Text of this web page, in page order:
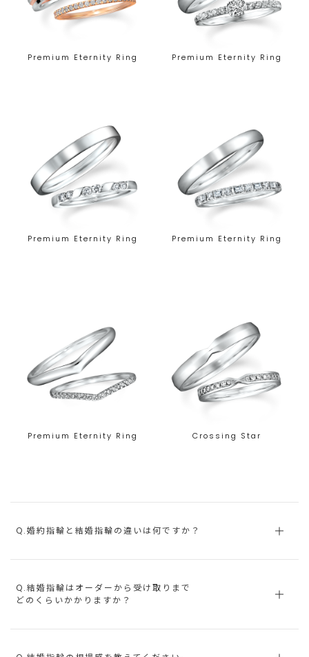
Premium Eternity Ring Premium Eternity Ring
Premium Eternity Ring Premium Eternity Ring
Premium Eternity Ring Crossing Star
Q.婚約指輪と結婚指輪の違いは何ですか？
Q.結婚指輪はオーダーから受け取りまで
どのくらいかかりますか？